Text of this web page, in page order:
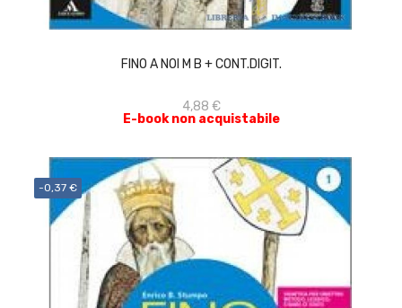
FINO A NOI M B + CONT.DIGIT.
4,88 €
E-book non acquistabile
ACQUISTA
-0,37 €